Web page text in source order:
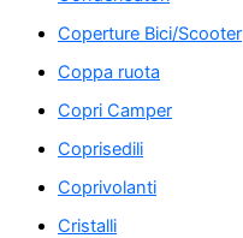
Coperture Bici/Scooter
Coppa ruota
Copri Camper
Coprisedili
Coprivolanti
Cristalli